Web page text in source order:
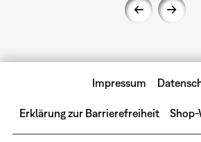
Impressum
Erklärung zur Barrierefreiheit